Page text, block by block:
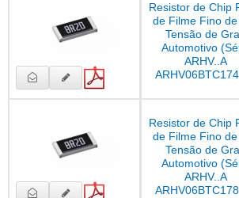
Resistor de Chip
de Filme Fino de
Tensão de
Automotivo
ARHV..A
Resistor de Chip
de Filme Fino de
Tensão de
Automotivo
ARHV..A